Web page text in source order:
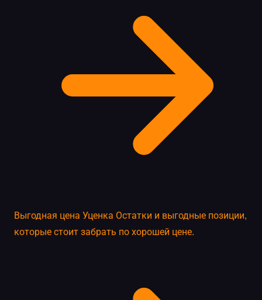
Выгодная цена Уценка Остатки и выгодные позиции,
которые стоит забрать по хорошей цене.